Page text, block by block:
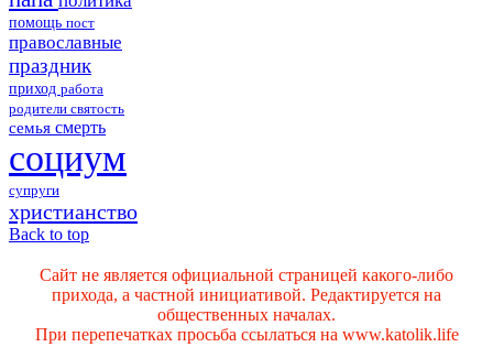
помощь пост
православные
праздник
приход работа
родители святость
семья смерть
социум
супруги
христианство
Back to top
Сайт не является официальной страницей какого-либо
прихода, а частной инициативой. Редактируется на
общественных началах.
При перепечатках просьба ссылаться на www.katolik.life